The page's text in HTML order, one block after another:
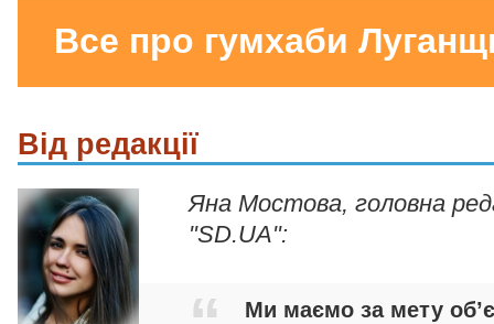
Все про гумхаби
Від редакції
Яна Мостова, головна
"SD.UA":
Ми маємо за мету